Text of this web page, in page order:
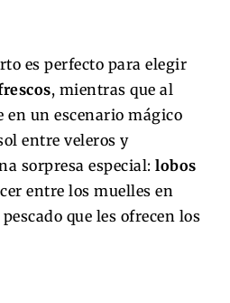
es perfecto para elegir
, mientras que al
en un escenario mágico
entre veleros y
sorpresa especial: lobos
entre los muelles en
que les ofrecen los